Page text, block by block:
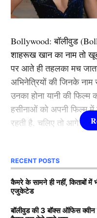
के रिपलेसमेंट को लेकर 2
लिए निश्चित कर लिया
खतरनाक विकेट कीपर
जिनके नाम का डंका कुछ
अधिकारी ने बयान में कहा
चोट से बहुत तेजी के साथ
विकेटकीपर बल्लेबाज ऋषभ
नहीं करते हुए भी 6-7
को क्रिकेट में वापसी करने
हम अभी देख रहे हैं।
ऐसी होगी तैयारी
Bollywood:बॉलीवुड (
शाहरूख खान का नाम तो
पर आते ही तहलका मच
अभिनेत्रियों की जिनके
उनका होना यानी की फिल्म
हसीनाओं को अपनी फिल्म
रहती है. चलिए तो आगे
1.दीपिका
Padukone)
RECENT POSTS
कैमरे के सामने ही नहीं, किताबों में
एजुकेटेड
बॉलीवुड की 3 बॉक्स ऑफिस